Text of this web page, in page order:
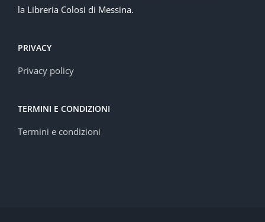
la Libreria Colosi di Messina.
PRIVACY
Privacy policy
TERMINI E CONDIZIONI
Termini e condizioni